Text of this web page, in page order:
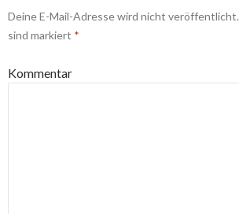
Deine E-Mail-Adresse wird nicht veröffentlicht.
sind markiert *
Kommentar